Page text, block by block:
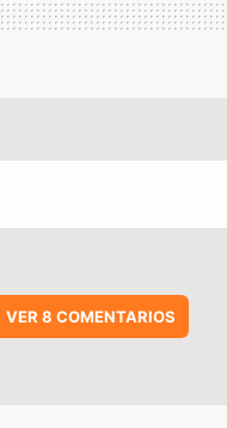
VER 8 COMENTARIOS